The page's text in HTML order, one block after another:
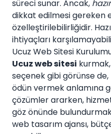
süreci sunar. Ancak,
dikkat edilmesi gereken
özelleştirilebilirliğidir.
ihtiyaçları
Ucuz Web Sitesi
Ucuz web sitesi
seçenek gibi görünse
ödün vermek anlamına
çözümler ararken,
göz önünde
web tasarım ajansı,